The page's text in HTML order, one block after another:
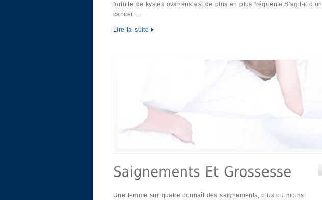
fortuite de kystes ovariens est de plus en plus fréquente.S’agit-il d’un
cancer …
Lire la suite
Une femme sur quatre connaît des saignements, plus ou moins